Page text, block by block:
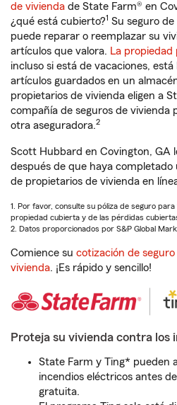
de vivienda de State Farm® en
¿qué está cubierto?1 Su seguro
puede reparar o reemplazar su
artículos que valora. La propiedad
incluso si está de vacaciones,
artículos guardados en un
propietarios de vivienda eligen a
compañía de seguros de vivienda
otra aseguradora.2
Scott Hubbard en Covington, GA
después de que haya
de propietarios de vivienda en
1. Por favor, consulte su póliza de seguro
propiedad cubierta y de las pérdidas
2. Datos proporcionados por S&P Global
Comience su cotización de
vivienda. ¡Es rápido y sencillo!
Proteja su vivienda contra los
State Farm y Ting* pueden
incendios eléctricos antes
gratuita.